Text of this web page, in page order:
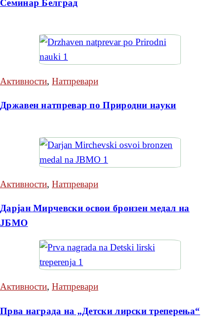
Семинар Белград
Активности, Натпревари
Државен натпревар по Природни науки
Активности, Натпревари
Дарјан Мирчевски освои бронзен медал на
ЈБМО
Активности, Натпревари
Прва награда на „Детски лирски треперења“